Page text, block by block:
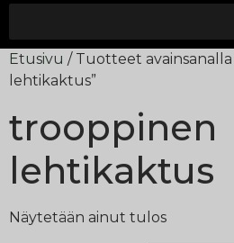
Etusivu / Tuotteet
lehtikaktus”
trooppinen
lehtikaktus
Näytetään ainut tulos